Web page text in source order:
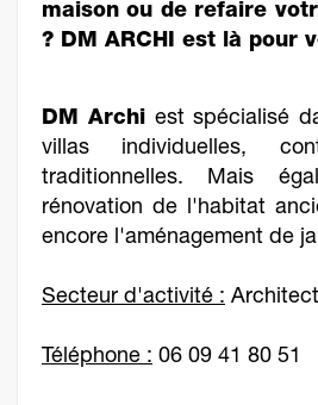
maison ou de refaire
? DM ARCHI est là pour
DM Archi est spécialisé
villas individuelles,
traditionnelles. Mais
rénovation de l'habitat
encore l'aménagement de
Secteur d'activité :
Téléphone : 06 09 41 80 51